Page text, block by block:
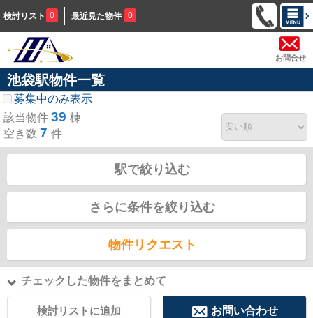
検討リスト 0 最近見た物件 0
お問合せ
池袋駅物件一覧
募集中のみ表示
該当物件 39 棟
空き数 7 件
駅で絞り込む
さらに条件を絞り込む
物件リクエスト
チェックした物件をまとめて
検討リストに追加 お問い合わせ